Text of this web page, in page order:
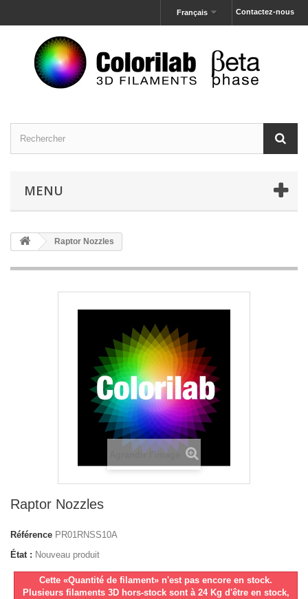
Contactez-nous
Français
MENU
Raptor Nozzles
Agrandir l'image
Raptor Nozzles
Référence PR01RNSS10A
État : Nouveau produit
Cette «Quantité de filament» n'est pas encore en stock.
Plusieurs filaments 3D hors-stock sont à 24 Kg d'être en stock,